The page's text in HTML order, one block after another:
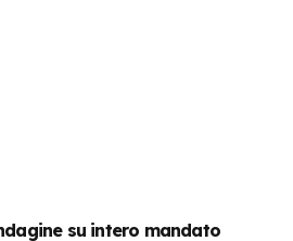
su intero mandato